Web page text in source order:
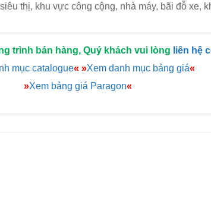
thị, khu vực công cộng, nhà máy, bãi đỗ
trình bán hàng, Quý khách vui lòng liên hệ
mục catalogue« »Xem danh mục bảng giá«
»Xem bảng giá Paragon«